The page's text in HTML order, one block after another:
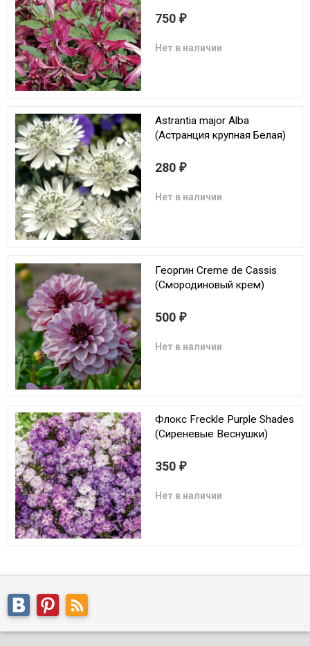
750 ₽
Нет в наличии
Astrantia major Alba
(Астранция крупная Белая)
280 ₽
Нет в наличии
Георгин Creme de Cassis
(Смородиновый крем)
500 ₽
Нет в наличии
Флокс Freckle Purple Shades
(Сиреневые Веснушки)
350 ₽
Нет в наличии